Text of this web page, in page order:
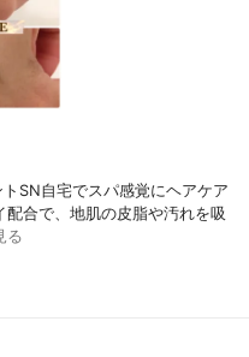
SN自宅でスパ感覚にヘアケア
合で、地肌の皮脂や汚れを吸
る